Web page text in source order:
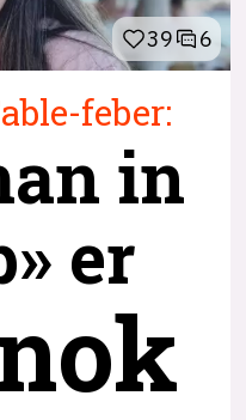
39 6
feber:
in
er